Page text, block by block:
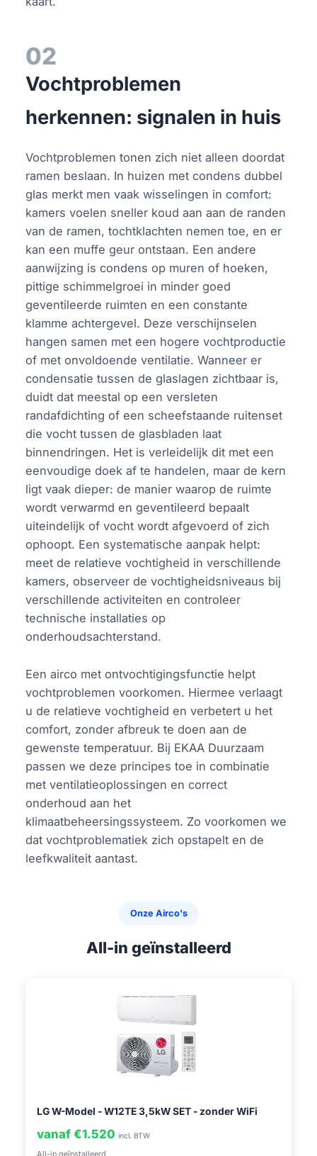
02
Vochtproblemen
herkennen: signalen in huis
Vochtproblemen tonen zich niet alleen doordat
ramen beslaan. In huizen met condens dubbel
glas merkt men vaak wisselingen in comfort:
kamers voelen sneller koud aan aan de randen
van de ramen, tochtklachten nemen toe, en er
kan een muffe geur ontstaan. Een andere
aanwijzing is condens op muren of hoeken,
pittige schimmelgroei in minder goed
geventileerde ruimten en een constante
klamme achtergevel. Deze verschijnselen
hangen samen met een hogere vochtproductie
of met onvoldoende ventilatie. Wanneer er
condensatie tussen de glaslagen zichtbaar is,
duidt dat meestal op een versleten
randafdichting of een scheefstaande ruitenset
die vocht tussen de glasbladen laat
binnendringen. Het is verleidelijk dit met een
eenvoudige doek af te handelen, maar de kern
ligt vaak dieper: de manier waarop de ruimte
wordt verwarmd en geventileerd bepaalt
uiteindelijk of vocht wordt afgevoerd of zich
ophoopt. Een systematische aanpak helpt:
meet de relatieve vochtigheid in verschillende
kamers, observeer de vochtigheidsniveaus bij
verschillende activiteiten en controleer
technische installaties op
onderhoudsachterstand.
Een airco met ontvochtigingsfunctie helpt
vochtproblemen voorkomen. Hiermee verlaagt
u de relatieve vochtigheid en verbetert u het
comfort, zonder afbreuk te doen aan de
gewenste temperatuur. Bij EKAA Duurzaam
passen we deze principes toe in combinatie
met ventilatieoplossingen en correct
onderhoud aan het
klimaatbeheersingssysteem. Zo voorkomen we
dat vochtproblematiek zich opstapelt en de
leefkwaliteit aantast.
Onze Airco's
All-in geïnstalleerd
LG W-Model - W12TE 3,5kW SET - zonder WiFi
vanaf €1.520 incl. BTW
All-in geïnstalleerd